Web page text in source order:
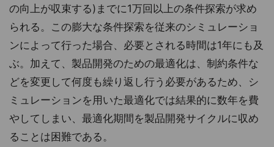
の向上が収束する)までに1万回以上の条件探索が求め
られる。この膨大な条件探索を従来のシミュレーショ
ンによって行った場合、必要とされる時間は1年にも及
ぶ。加えて、製品開発のための最適化は、制約条件な
どを変更して何度も繰り返し行う必要があるため、シ
ミュレーションを用いた最適化では結果的に数年を費
やしてしまい、最適化期間を製品開発サイクルに収め
ることは困難である。